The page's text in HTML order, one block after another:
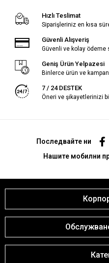
Hızlı Teslimat
Siparişleriniz en kısa
Güvenli Alışveriş
Güvenli ve kolay ödeme
Geniş Ürün Yelpazesi
Binlerce ürün ve
7 / 24 DESTEK
Öneri ve şikayetlerinizi
Последвайте ни
Нашите мобилни